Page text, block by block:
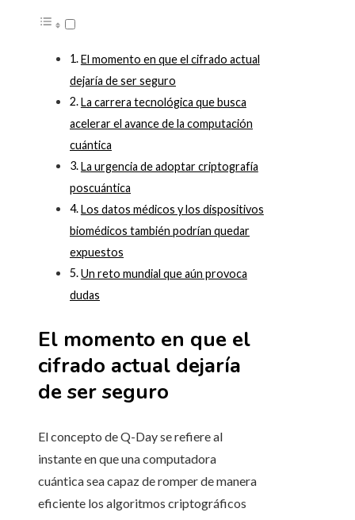
El momento en que el cifrado actual
dejaría de ser seguro
La carrera tecnológica que busca
acelerar el avance de la computación
cuántica
La urgencia de adoptar criptografía
poscuántica
Los datos médicos y los dispositivos
biomédicos también podrían quedar
expuestos
Un reto mundial que aún provoca
dudas
El momento en que el
cifrado actual dejaría
de ser seguro
El concepto de Q-Day se refiere al
instante en que una computadora
cuántica sea capaz de romper de manera
eficiente los algoritmos criptográficos